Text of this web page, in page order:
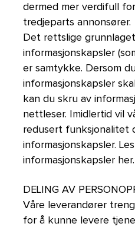
dermed mer verdifull
tredjeparts annonsører.
Det rettslige
informasjonskapsler
er samtykke. Dersom
informasjonskapsler
kan du skru av
nettleser. Imidlertid vil
redusert funksjonalitet
informasjonskapsler.
informasjonskapsler her.
DELING AV
Våre leverandører
for å kunne levere